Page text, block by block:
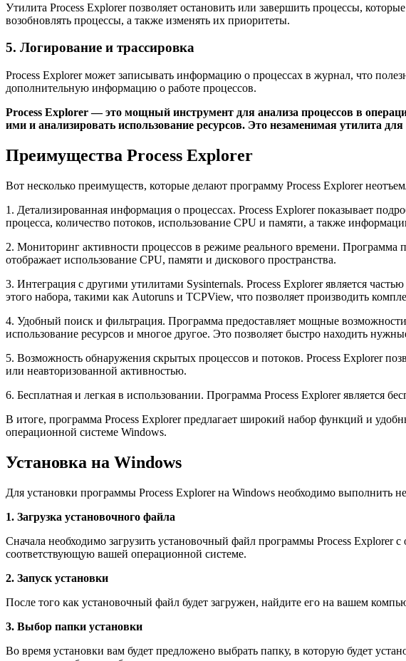
Утилита Process Explorer позволяет остановить или завершить процессы,
возобновлять процессы, а также изменять их приоритеты.
5. Логирование и трассировка
Process Explorer может записывать информацию о процессах в журнал, что
дополнительную информацию о работе процессов.
Process Explorer — это мощный инструмент для анализа процессов в
ими и анализировать использование ресурсов. Это незаменимая утилита
Преимущества Process Explorer
Вот несколько преимуществ, которые делают программу Process Explorer
1. Детализированная информация о процессах. Process Explorer показывает
процесса, количество потоков, использование CPU и памяти, а также
2. Мониторинг активности процессов в режиме реального времени. Программа
отображает использование CPU, памяти и дискового пространства.
3. Интеграция с другими утилитами Sysinternals. Process Explorer является
этого набора, такими как Autoruns и TCPView, что позволяет производить
4. Удобный поиск и фильтрация. Программа предоставляет мощные
использование ресурсов и многое другое. Это позволяет быстро находить
5. Возможность обнаружения скрытых процессов и потоков. Process Explorer
или неавторизованной активностью.
6. Бесплатная и легкая в использовании. Программа Process Explorer является
В итоге, программа Process Explorer предлагает широкий набор функций и
операционной системе Windows.
Установка на Windows
Для установки программы Process Explorer на Windows необходимо выполнить
1. Загрузка установочного файла
Сначала необходимо загрузить установочный файл программы Process Explorer
соответствующую вашей операционной системе.
2. Запуск установки
После того как установочный файл будет загружен, найдите его на вашем
3. Выбор папки установки
Во время установки вам будет предложено выбрать папку, в которую будет